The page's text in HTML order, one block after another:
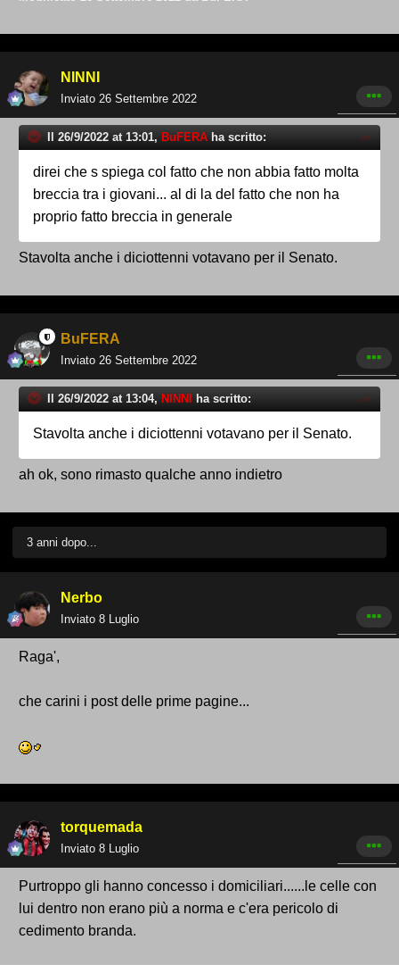
NINNI
Inviato 26 Settembre 2022
Il 26/9/2022 at 13:01, BuFERA ha scritto:
direi che s spiega col fatto che non abbia fatto molta
breccia tra i giovani... al di la del fatto che non ha
proprio fatto breccia in generale
Stavolta anche i diciottenni votavano per il Senato.
BuFERA
Inviato 26 Settembre 2022
Il 26/9/2022 at 13:04, NINNI ha scritto:
Stavolta anche i diciottenni votavano per il Senato.
ah ok, sono rimasto qualche anno indietro
3 anni dopo...
Nerbo
Inviato 8 Luglio
Raga',
che carini i post delle prime pagine...
torquemada
Inviato 8 Luglio
Purtroppo gli hanno concesso i domiciliari......le celle con
lui dentro non erano più a norma e c'era pericolo di
cedimento branda.